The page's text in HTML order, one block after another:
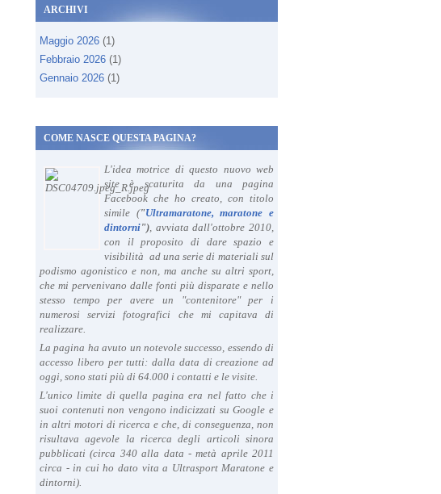
ARCHIVI
Maggio 2026 (1)
Febbraio 2026 (1)
Gennaio 2026 (1)
COME NASCE QUESTA PAGINA?
L'idea motrice di questo nuovo web
site è scaturita da una pagina
Facebook che ho creato, con titolo
simile ("Ultramaratone, maratone e
dintorni"), avviata dall'ottobre 2010,
con il proposito di dare spazio e
visibilità ad una serie di materiali sul
podismo agonistico e non, ma anche su altri sport,
che mi pervenivano dalle fonti più disparate e nello
stesso tempo per avere un "contenitore" per i
numerosi servizi fotografici che mi capitava di
realizzare.
La pagina ha avuto un notevole successo, essendo di
accesso libero per tutti: dalla data di creazione ad
oggi, sono stati più di 64.000 i contatti e le visite.
L'unico limite di quella pagina era nel fatto che i
suoi contenuti non vengono indicizzati su Google e
in altri motori di ricerca e che, di conseguenza, non
risultava agevole la ricerca degli articoli sinora
pubblicati (circa 340 alla data - metà aprile 2011
circa - in cui ho dato vita a Ultrasport Maratone e
dintorni).